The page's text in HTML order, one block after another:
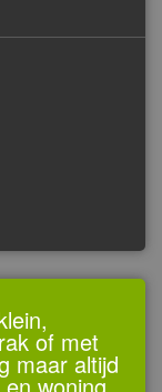
of met
maar altijd